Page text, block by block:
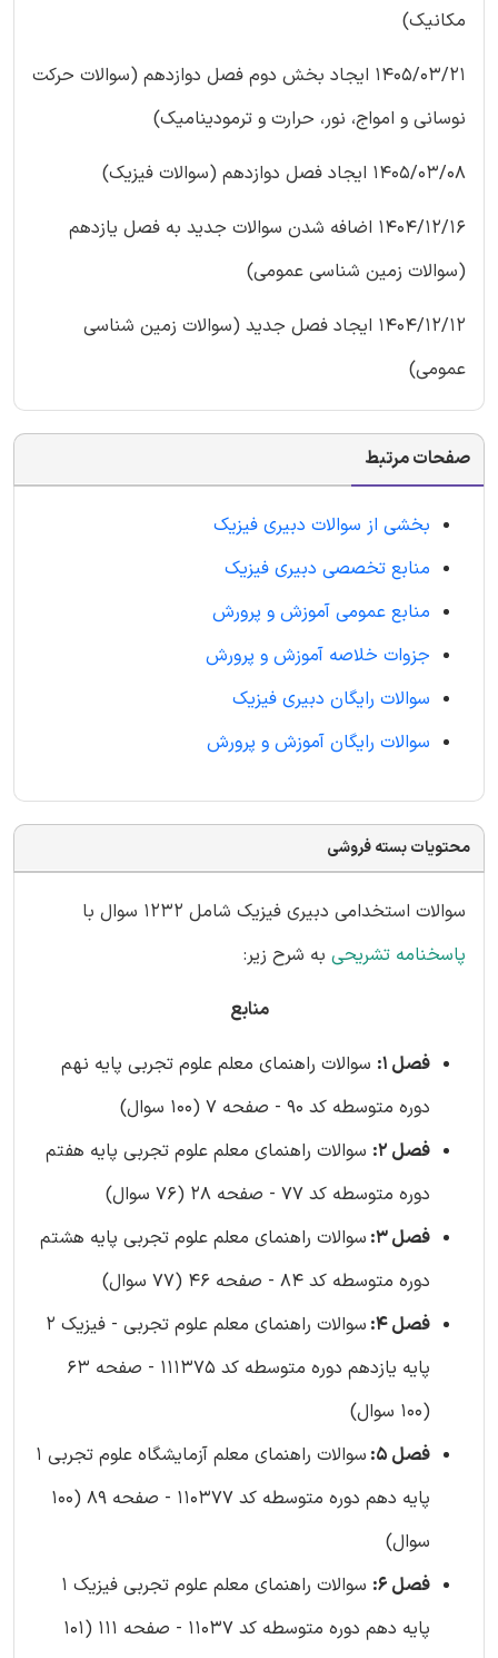
مکانیک)
1405/03/21 ایجاد بخش دوم فصل دوازدهم (سوالات حرکت
نوسانی و امواج، نور، حرارت و ترمودینامیک)
1405/03/08 ایجاد فصل دوازدهم (سوالات فیزیک)
1404/12/16 اضافه شدن سوالات جدید به فصل یازدهم
(سوالات زمین شناسی عمومی)
1404/12/12 ایجاد فصل جدید (سوالات زمین شناسی
عمومی)
صفحات مرتبط
بخشی از سوالات دبیری فیزیک
منابع تخصصی دبیری فیزیک
منابع عمومی آموزش و پرورش
جزوات خلاصه آموزش و پرورش
سوالات رایگان دبیری فیزیک
سوالات رایگان آموزش و پرورش
محتویات بسته فروشی
سوالات استخدامی دبیری فیزیک شامل 1232 سوال با
پاسخنامه تشریحی به شرح زیر:
منابع
فصل 1:
سوالات راهنمای معلم علوم تجربی پایه نهم
دوره متوسطه کد 90 - صفحه 7 (100 سوال)
فصل 2:
سوالات راهنمای معلم علوم تجربی پایه هفتم
دوره متوسطه کد 77 - صفحه 28 (76 سوال)
فصل 3:
سوالات راهنمای معلم علوم تجربی پایه هشتم
دوره متوسطه کد 84 - صفحه 46 (77 سوال)
فصل 4:
سوالات راهنمای معلم علوم تجربی - فیزیک 2
پایه یازدهم دوره متوسطه کد 111375 - صفحه 63
(100 سوال)
فصل 5:
سوالات راهنمای معلم آزمایشگاه علوم تجربی 1
پایه دهم دوره متوسطه کد 110377 - صفحه 89 (100
سوال)
فصل 6:
سوالات راهنمای معلم علوم تجربی فیزیک 1
پایه دهم دوره متوسطه کد 11037 - صفحه 111 (101